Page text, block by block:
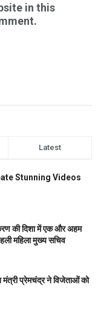
in this
Latest
Stunning Videos
की दिशा में एक और अहम
महिला मुख्य सचिव
प्रेमचंद्र ने विजेताओं को